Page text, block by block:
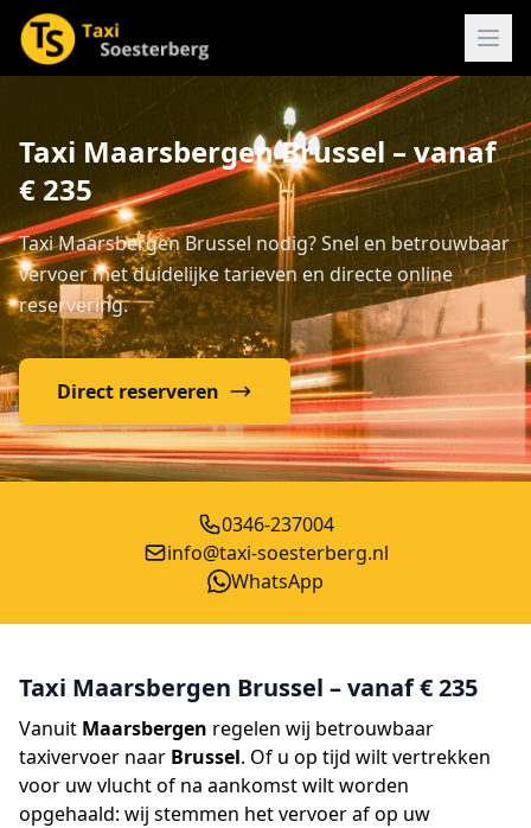
Taxi Maarsbergen Brussel – vanaf
€ 235
Taxi Maarsbergen Brussel nodig? Snel en betrouwbaar
vervoer met duidelijke tarieven en directe online
reservering.
Direct reserveren
0346-237004
info@taxi-soesterberg.nl
WhatsApp
Taxi Maarsbergen Brussel – vanaf € 235
Vanuit Maarsbergen regelen wij betrouwbaar
taxivervoer naar Brussel. Of u op tijd wilt vertrekken
voor uw vlucht of na aankomst wilt worden
opgehaald: wij stemmen het vervoer af op uw